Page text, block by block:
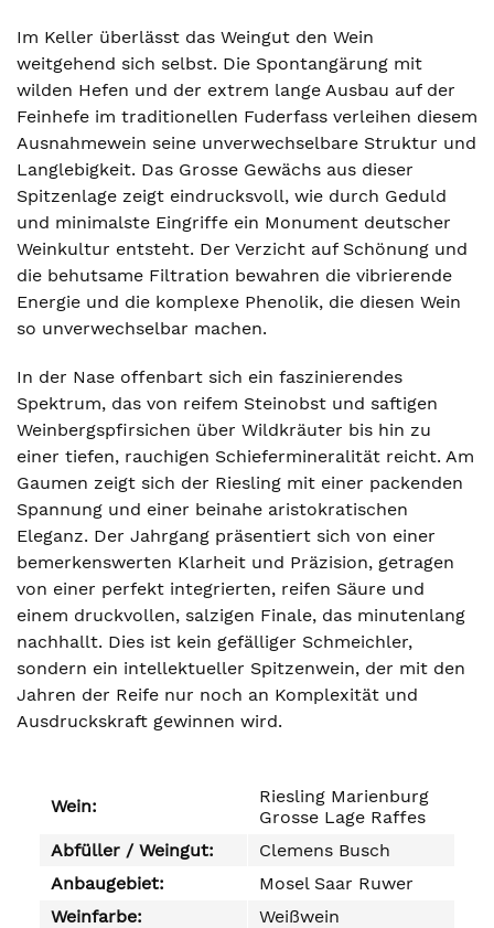
Im Keller überlässt das Weingut den Wein
weitgehend sich selbst. Die Spontangärung mit
wilden Hefen und der extrem lange Ausbau auf der
Feinhefe im traditionellen Fuderfass verleihen diesem
Ausnahmewein seine unverwechselbare Struktur und
Langlebigkeit. Das Grosse Gewächs aus dieser
Spitzenlage zeigt eindrucksvoll, wie durch Geduld
und minimalste Eingriffe ein Monument deutscher
Weinkultur entsteht. Der Verzicht auf Schönung und
die behutsame Filtration bewahren die vibrierende
Energie und die komplexe Phenolik, die diesen Wein
so unverwechselbar machen.
In der Nase offenbart sich ein faszinierendes
Spektrum, das von reifem Steinobst und saftigen
Weinbergspfirsichen über Wildkräuter bis hin zu
einer tiefen, rauchigen Schiefermineralität reicht. Am
Gaumen zeigt sich der Riesling mit einer packenden
Spannung und einer beinahe aristokratischen
Eleganz. Der Jahrgang präsentiert sich von einer
bemerkenswerten Klarheit und Präzision, getragen
von einer perfekt integrierten, reifen Säure und
einem druckvollen, salzigen Finale, das minutenlang
nachhallt. Dies ist kein gefälliger Schmeichler,
sondern ein intellektueller Spitzenwein, der mit den
Jahren der Reife nur noch an Komplexität und
Ausdruckskraft gewinnen wird.
Wein:
Riesling Marienburg
Grosse Lage Raffes
Abfüller / Weingut:
Clemens Busch
Anbaugebiet:
Mosel Saar Ruwer
Weinfarbe:
Weißwein